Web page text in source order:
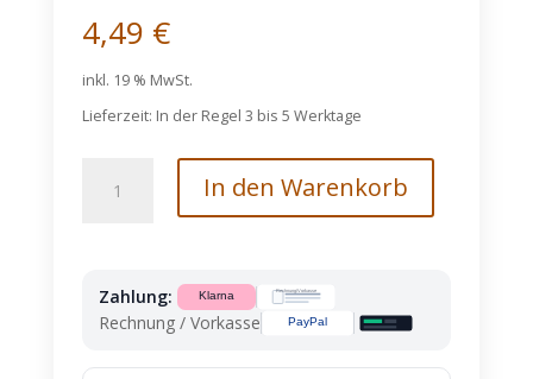
4,49 €
inkl. 19 % MwSt.
Lieferzeit: In der Regel 3 bis 5 Werktage
Benz
M120
A1041410780
In den Warenkorb
Zahlung:
Rechnung / Vorkasse